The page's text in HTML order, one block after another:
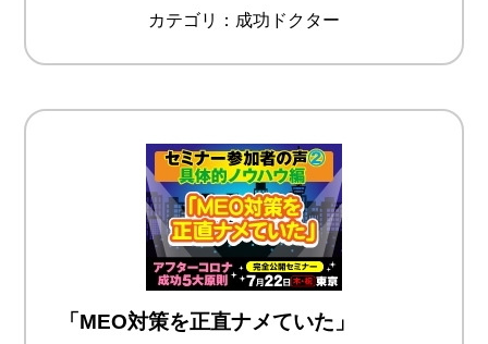
カテゴリ：成功ドクター
「MEO対策を正直ナメていた」